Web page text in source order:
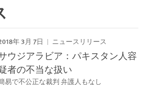
年 3月 7日 ニュースリリース
ウジアラビア：パキスタン人容
者の不当な扱い
易で不公正な裁判 弁護人もなし